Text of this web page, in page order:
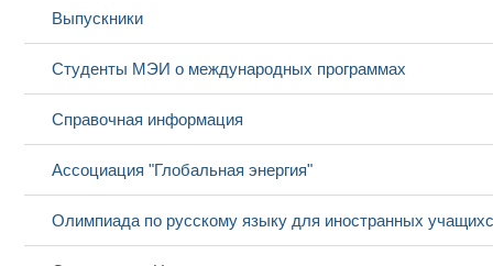
Выпускники
Студенты МЭИ о международных программах
Справочная информация
Ассоциация "Глобальная энергия"
Олимпиада по русскому языку для иностранных